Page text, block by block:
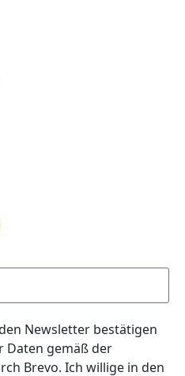
Newsletter bestätigen
Daten gemäß der
Brevo. Ich willige in den